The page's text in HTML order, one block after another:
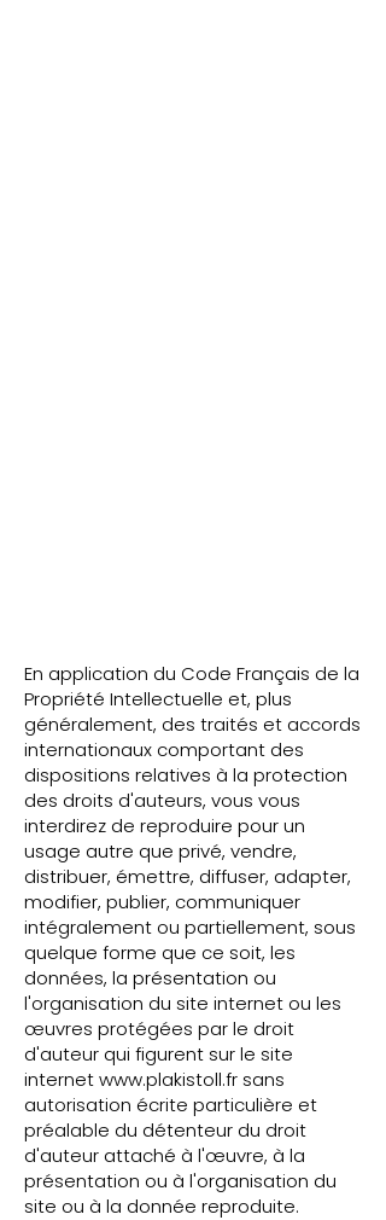
En application du Code Français de la
Propriété Intellectuelle et, plus
généralement, des traités et accords
internationaux comportant des
dispositions relatives à la protection
des droits d'auteurs, vous vous
interdirez de reproduire pour un
usage autre que privé, vendre,
distribuer, émettre, diffuser, adapter,
modifier, publier, communiquer
intégralement ou partiellement, sous
quelque forme que ce soit, les
données, la présentation ou
l'organisation du site internet ou les
œuvres protégées par le droit
d'auteur qui figurent sur le site
internetwww.plakistoll.fr sans
autorisation écrite particulière et
préalable du détenteur du droit
d'auteur attaché à l'œuvre, à la
présentation ou à l'organisation du
site ou à la donnée reproduite.